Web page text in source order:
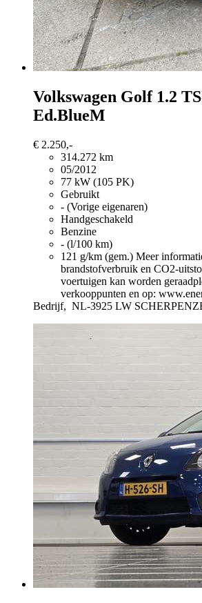
Volkswagen Golf 1.2
Ed.BlueM
€ 2.250,-
314.272 km
05/2012
77 kW (105 PK)
Gebruikt
- (Vorige eigenaren)
Handgeschakeld
Benzine
- (l/100 km)
121 g/km (gem.) Meer
brandstofverbruik en CO2-
voertuigen kan worden
verkooppunten en op:
Bedrijf, NL-3925 LW